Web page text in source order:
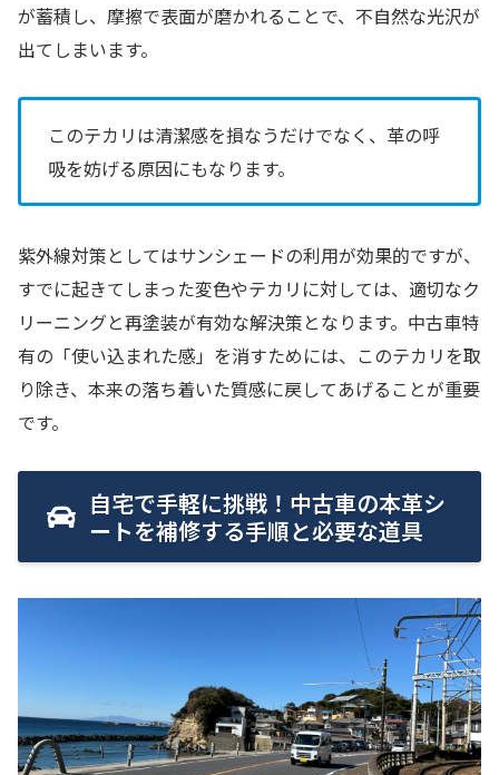
が蓄積し、摩擦で表面が磨かれることで、不自然な光沢が
出てしまいます。
このテカリは清潔感を損なうだけでなく、革の呼
吸を妨げる原因にもなります。
紫外線対策としてはサンシェードの利用が効果的ですが、
すでに起きてしまった変色やテカリに対しては、適切なク
リーニングと再塗装が有効な解決策となります。中古車特
有の「使い込まれた感」を消すためには、このテカリを取
り除き、本来の落ち着いた質感に戻してあげることが重要
です。
自宅で手軽に挑戦！中古車の本革シ
ートを補修する手順と必要な道具